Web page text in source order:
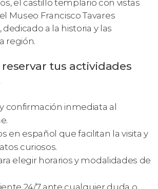
el castillo templario con vistas
Museo Francisco Tavares
a la historia y las
región.
tus actividades
confirmación inmediata al
en español que facilitan la visita y
curiosos.
elegir horarios y modalidades de